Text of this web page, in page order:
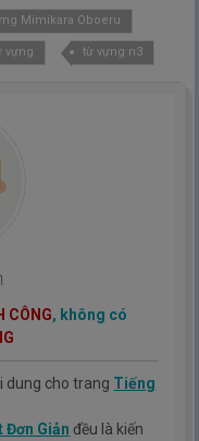
Mimikara Oboeru
vựng từ vựng n3
CÔNG, không có
dung cho trang Tiếng
Đơn Giản đều là kiến